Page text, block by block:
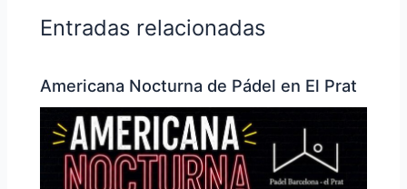
Entradas relacionadas
Americana Nocturna de Pádel en El Prat